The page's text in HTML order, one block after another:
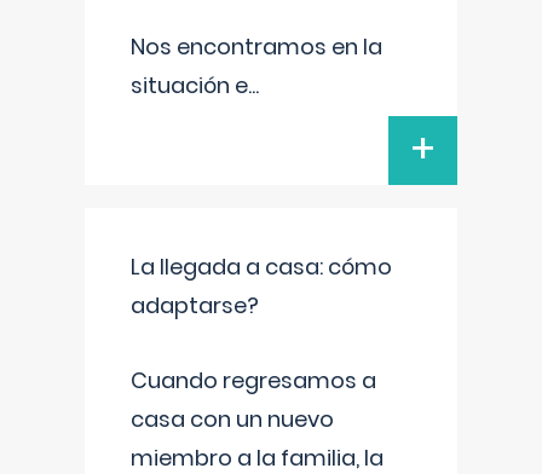
Nos encontramos en la
situación e...
+
La llegada a casa: cómo
adaptarse?
Cuando regresamos a
casa con un nuevo
miembro a la familia, la